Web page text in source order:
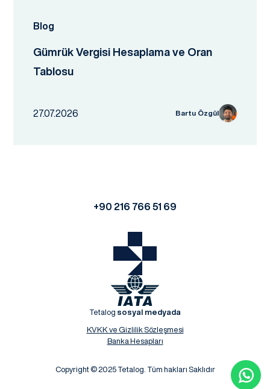
Blog
Gümrük Vergisi Hesaplama ve Oran
Tablosu
27.07.2026 Bartu Özgül
+90 216 766 51 69
Tetalog sosyal medyada
KVKK ve Gizlilik Sözleşmesi
Banka Hesapları
Copyright © 2025 Tetalog. Tüm hakları Saklıdır